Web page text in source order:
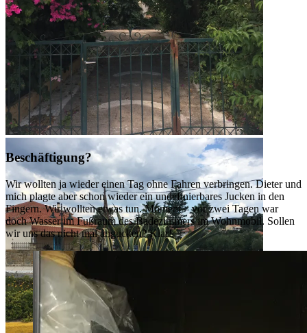
Beschäftigung?
Wir wollten ja wieder einen Tag ohne Fahren verbringen. Dieter und
mich plagte aber schon wieder ein undefinierbares Jucken in den
Fingern. Wir wollten etwas tun. Moment – vor zwei Tagen war
doch Wasser im Fußraum des Badezimmers im Wohnmobil. Sollen
wir uns das nicht mal angucken? Klar!